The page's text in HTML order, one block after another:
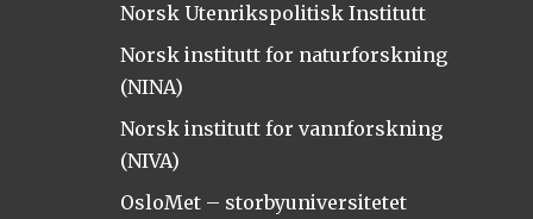
Norsk Utenrikspolitisk Institutt
Norsk institutt for naturforskning
(NINA)
Norsk institutt for vannforskning
(NIVA)
OsloMet – storbyuniversitetet